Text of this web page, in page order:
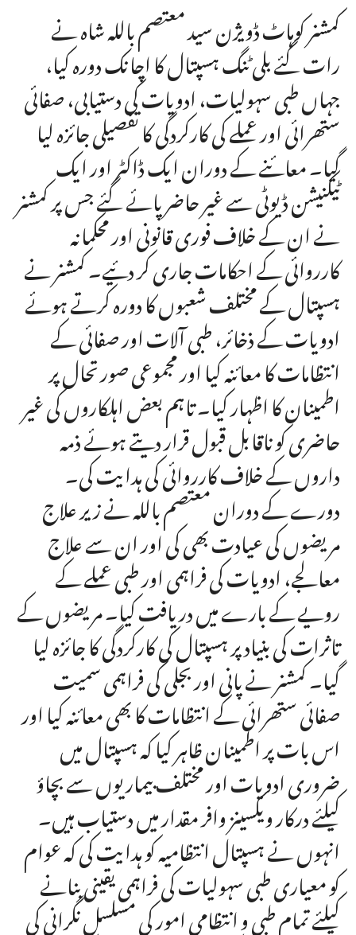
کمشنر کوہاٹ ڈویژن سید معتصم باللہ شاہ نے
رات گئے بلی ٹنگ ہسپتال کا اچانک دورہ کیا،
جہاں طبی سہولیات، ادویات کی دستیابی، صفائی
ستھرائی اور عملے کی کارکردگی کا تفصیلی جائزہ لیا
گیا۔ معائنے کے دوران ایک ڈاکٹر اور ایک
ٹیکنیشن ڈیوٹی سے غیر حاضر پائے گئے جس پر کمشنر
نے ان کے خلاف فوری قانونی اور محکمانہ
کارروائی کے احکامات جاری کر دئیے۔ کمشنر نے
ہسپتال کے مختلف شعبوں کا دورہ کرتے ہوئے
ادویات کے ذخائر، طبی آلات اور صفائی کے
انتظامات کا معائنہ کیا اور مجموعی صورتحال پر
اطمینان کا اظہار کیا۔ تاہم بعض اہلکاروں کی غیر
حاضری کو ناقابل قبول قرار دیتے ہوئے ذمہ
داروں کے خلاف کارروائی کی ہدایت کی۔
دورے کے دوران معتصم باللہ نے زیر علاج
مریضوں کی عیادت بھی کی اور ان سے علاج
معالجے، ادویات کی فراہمی اور طبی عملے کے
رویے کے بارے میں دریافت کیا۔ مریضوں کے
تاثرات کی بنیاد پر ہسپتال کی کارکردگی کا جائزہ لیا
گیا۔ کمشنر نے پانی اور بجلی کی فراہمی سمیت
صفائی ستھرائی کے انتظامات کا بھی معائنہ کیا اور
اس بات پر اطمینان ظاہر کیا کہ ہسپتال میں
ضروری ادویات اور مختلف بیماریوں سے بچاؤ
کیلئے درکار ویکسینز وافر مقدار میں دستیاب ہیں۔
انہوں نے ہسپتال انتظامیہ کو ہدایت کی کہ عوام
کو معیاری طبی سہولیات کی فراہمی یقینی بنانے
کیلئے تمام طبی و انتظامی امور کی مسلسل نگرانی کی